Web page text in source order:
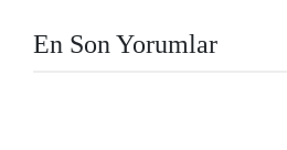
En Son Yorumlar